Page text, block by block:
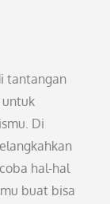
tantangan
Di
hal-hal
buat bisa